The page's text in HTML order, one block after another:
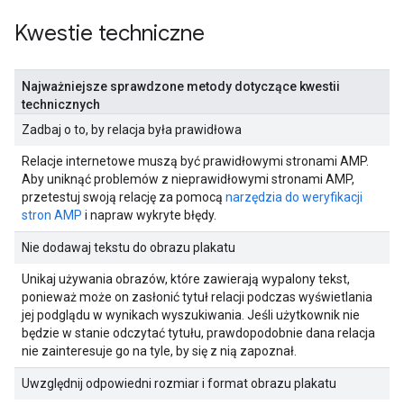
Kwestie techniczne
Najważniejsze sprawdzone metody dotyczące kwestii
technicznych
Zadbaj o to, by relacja była prawidłowa
Relacje internetowe muszą być prawidłowymi stronami AMP.
Aby uniknąć problemów z nieprawidłowymi stronami AMP,
przetestuj swoją relację za pomocą narzędzia do weryfikacji
stron AMP i napraw wykryte błędy.
Nie dodawaj tekstu do obrazu plakatu
Unikaj używania obrazów, które zawierają wypalony tekst,
ponieważ może on zasłonić tytuł relacji podczas wyświetlania
jej podglądu w wynikach wyszukiwania. Jeśli użytkownik nie
będzie w stanie odczytać tytułu, prawdopodobnie dana relacja
nie zainteresuje go na tyle, by się z nią zapoznał.
Uwzględnij odpowiedni rozmiar i format obrazu plakatu